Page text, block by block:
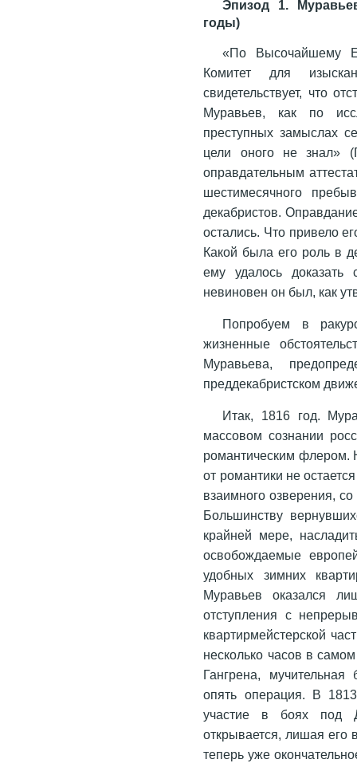
Эпизод 1.
годы)
«По Высочайшему
Комитет для
свидетельствует, что
Муравьев, как по
преступных замыслах
цели оного не
оправдательным
шестимесячного
декабристов.
остались. Что привело
Какой была его роль в
ему удалось
невиновен он был, как
Попробуем в
жизненные
Муравьева,
преддекабристском
Итак, 1816 год.
массовом сознании
романтическим флером.
от романтики не
взаимного озверения,
Большинству
крайней мере,
освобождаемые
удобных зимних
Муравьев оказался
отступления с
квартирмейстерской
несколько часов в
Гангрена,
опять операция. В
участие в боях под
открывается, лишая его
теперь уже